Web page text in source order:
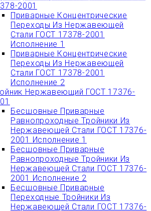
2001
Приварные Концентрические
Переходы Из Нержавеющей
Стали ГОСТ 17378-2001
Исполнение 1
Приварные Концентрические
Переходы Из Нержавеющей
Стали ГОСТ 17378-2001
Исполнение 2
Нержавеющий ГОСТ 17376-
Бесшовные Приварные
Равнопроходные Тройники Из
Нержавеющей Стали ГОСТ 17376-
2001 Исполнение 1
Бесшовные Приварные
Равнопроходные Тройники Из
Нержавеющей Стали ГОСТ 17376-
2001 Исполнение 2
Бесшовные Приварные
Переходные Тройники Из
Нержавеющей Стали ГОСТ 17376-